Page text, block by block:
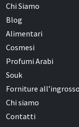
Chi Siamo
Blog
Alimentari
Cosmesi
Profumi Arabi
Souk
Forniture all’ingrosso
Chi siamo
Contatti